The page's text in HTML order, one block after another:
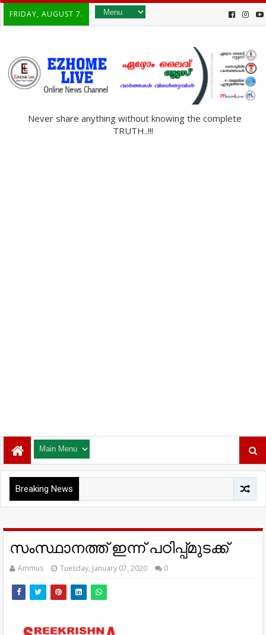
FRIDAY, AUGUST 7.
Never share anything without knowing the complete
TRUTH..!!!
Breaking News
സംസ്ഥാനത്ത് ഇന്ന് പഠിപ്പ്മുടക്ക്
Ammus Tuesday, January 07, 2020 0